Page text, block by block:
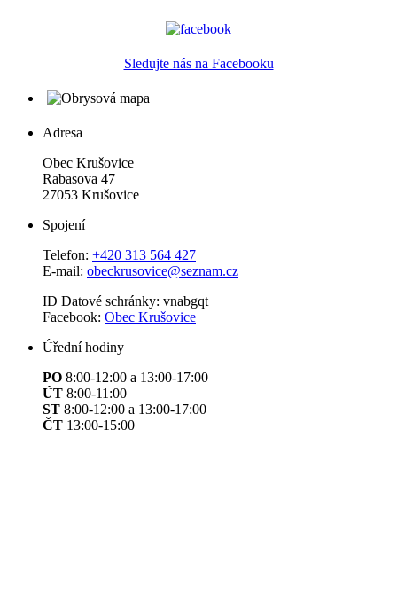
Sledujte nás na Facebooku
Adresa
Obec Krušovice
Rabasova 47
27053 Krušovice
Spojení
Telefon: +420 313 564 427
E-mail: obeckrusovice@seznam.cz
ID Datové schránky: vnabgqt
Facebook: Obec Krušovice
Úřední hodiny
PO 8:00-12:00 a 13:00-17:00
ÚT 8:00-11:00
ST 8:00-12:00 a 13:00-17:00
ČT 13:00-15:00